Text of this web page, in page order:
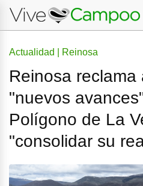
Actualidad | Reinosa
Reinosa reclama
"nuevos
Polígono de La
"consolidar su